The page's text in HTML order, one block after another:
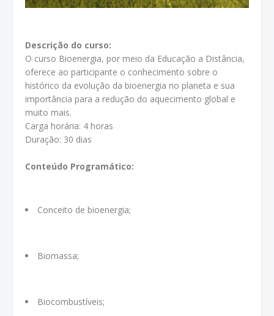
Descrição do curso:
O curso Bioenergia, por meio da Educação a Distância,
oferece ao participante o conhecimento sobre o
histórico da evolução da bioenergia no planeta e sua
importância para a redução do aquecimento global e
muito mais.
Carga horária: 4 horas
Duração: 30 dias
Conteúdo Programático:
Conceito de bioenergia;
Biomassa;
Biocombustíveis;